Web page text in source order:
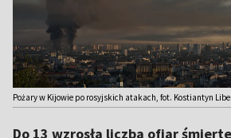
Pożary w Kijowie po rosyjskich atakach, fot. Kostiantyn
Do 13 wzrosła liczba ofiar